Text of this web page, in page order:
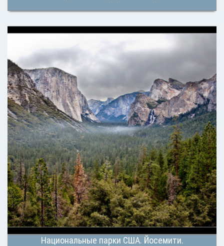
Национальные парки США. Йосемити.